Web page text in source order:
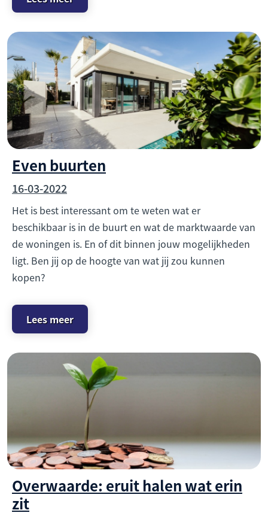
Even buurten
16-03-2022
Het is best interessant om te weten wat er
beschikbaar is in de buurt en wat de marktwaarde van
de woningen is. En of dit binnen jouw mogelijkheden
ligt. Ben jij op de hoogte van wat jij zou kunnen
kopen?
Lees meer
Overwaarde: eruit halen wat erin
zit